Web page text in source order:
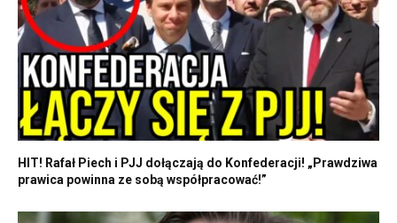
HIT! Rafał Piech i PJJ dołączają do Konfederacji! „Prawdziwa
prawica powinna ze sobą współpracować!”